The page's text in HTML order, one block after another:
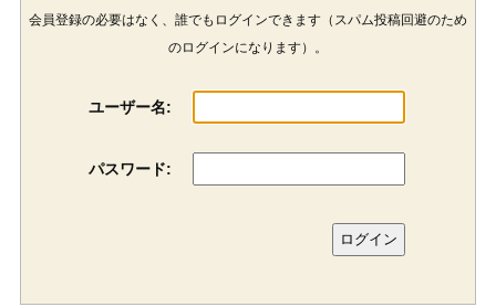
会員登録の必要はなく、誰でもログインできます（スパム投稿回避のため
のログインになります）。
ユーザー名:
パスワード: